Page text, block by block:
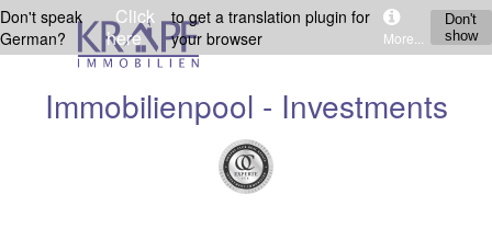
Immobilienpool - Investments
Don't speak
German?
Click
here
to get a translation plugin for
your browser
More...
Don't
show